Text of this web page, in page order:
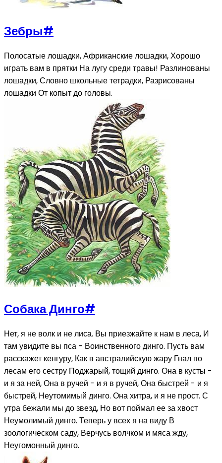
Зебры#
Полосатые лошадки, Африканские лошадки, Хорошо
играть вам в прятки На лугу среди травы! Разлинованы
лошадки, Словно школьные тетрадки, Разрисованы
лошадки От копыт до головы.
Собака Динго#
Нет, я не волк и не лиса. Вы приезжайте к нам в леса, И
там увидите вы пса - Воинственного динго. Пусть вам
расскажет кенгуру, Как в австралийскую жару Гнал по
лесам его сестру Поджарый, тощий динго. Она в кусты -
и я за ней, Она в ручей - и я в ручей, Она быстрей - и я
быстрей, Неутомимый динго. Она хитра, и я не прост. С
утра бежали мы до звезд, Но вот поймал ее за хвост
Неумолимый динго. Теперь у всех я на виду В
зоологическом саду, Верчусь волчком и мяса жду,
Неугомонный динго.